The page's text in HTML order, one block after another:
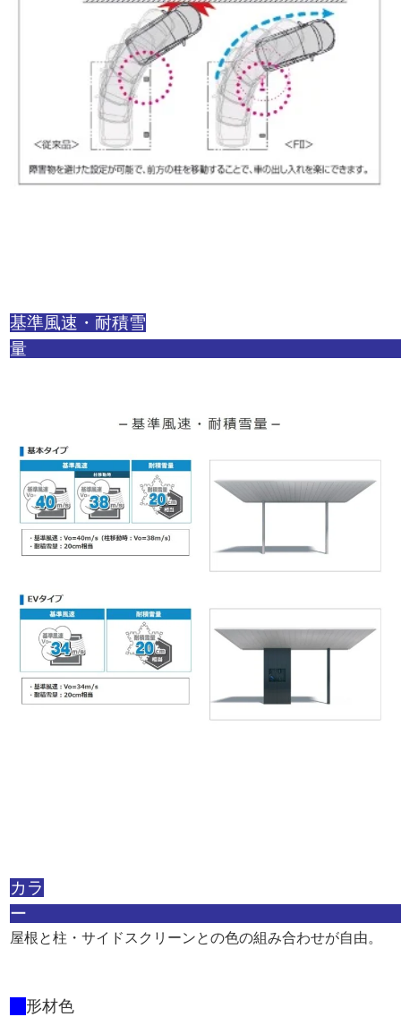
基準風速・耐積雪
量
カラ
屋根と柱・サイドスクリーンとの色の組み合わせが自由。
形材色